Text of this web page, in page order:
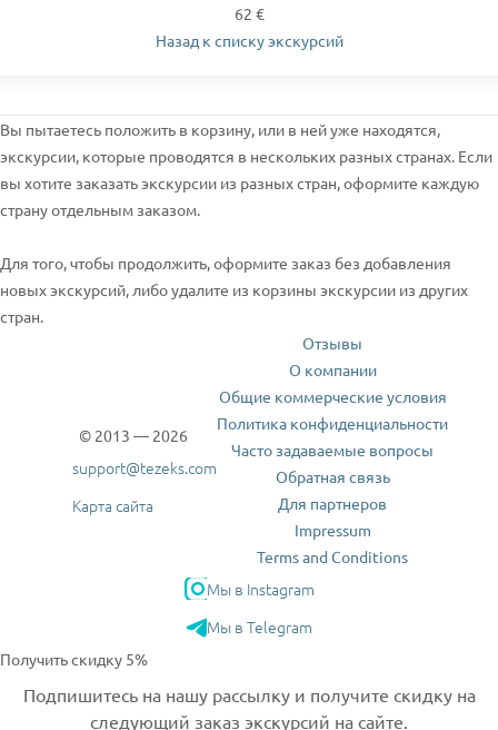
62 €
Назад к списку экскурсий
Вы пытаетесь положить в корзину, или в ней уже находятся,
экскурсии, которые проводятся в нескольких разных странах. Если
вы хотите заказать экскурсии из разных стран, оформите каждую
страну отдельным заказом.
Для того, чтобы продолжить, оформите заказ без добавления
новых экскурсий, либо удалите из корзины экскурсии из других
стран.
© 2013 — 2026
support@tezeks.com
Карта сайта
Отзывы
О компании
Общие коммерческие условия
Политика конфиденциальности
Часто задаваемые вопросы
Обратная связь
Для партнеров
Impressum
Terms and Conditions
Мы в Instagram
Мы в Telegram
Получить скидку 5%
Подпишитесь на нашу рассылку и получите скидку на
следующий заказ экскурсий на сайте.